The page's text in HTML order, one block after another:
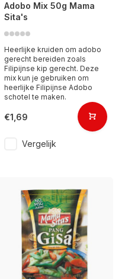
Adobo Mix 50g Mama
Sita's
Heerlijke kruiden om adobo
gerecht bereiden zoals
Filipijnse kip gerecht. Deze
mix kun je gebruiken om
heerlijke Filipijnse Adobo
schotel te maken.
€1,69
Vergelijk